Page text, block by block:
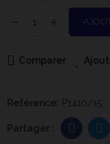
Comparer
Reférence: P1410/15